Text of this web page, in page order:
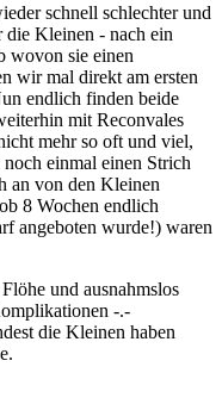
schnell schlechter und
Kleinen - nach ein
wovon sie einen
wir mal direkt am ersten
endlich finden beide
mit Reconvales
mehr so oft und viel,
einmal einen Strich
an von den Kleinen
8 Wochen endlich
angeboten wurde!) waren
und ausnahmslos
-.-
die Kleinen haben